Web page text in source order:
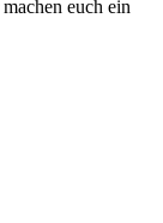
euch ein